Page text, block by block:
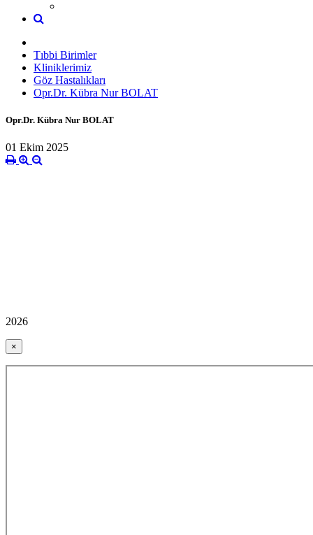
Tıbbi Birimler
Kliniklerimiz
Göz Hastalıkları
Opr.Dr. Kübra Nur BOLAT
Opr.Dr. Kübra Nur BOLAT
01 Ekim 2025
2026
×